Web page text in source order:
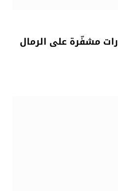
مشفّرة على الرمال